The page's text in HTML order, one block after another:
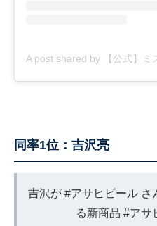
A post shared by 【公式】ミ
同率1位：吉沢亮
吉沢が #アサヒビールさ
る新商品 #アサ